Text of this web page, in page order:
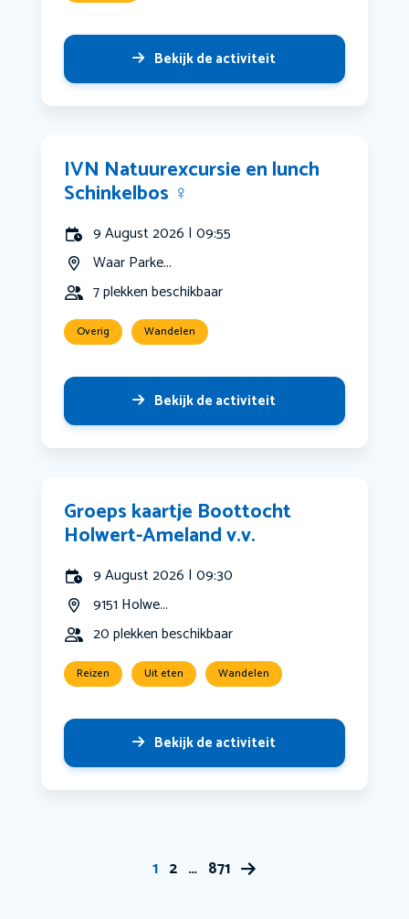
Bekijk de activiteit
IVN Natuurexcursie en lunch
Schinkelbos ‍♀️
9 August 2026 | 09:55
Waar Parke...
7 plekken beschikbaar
Overig Wandelen
Bekijk de activiteit
Groeps kaartje Boottocht
Holwert-Ameland v.v.
9 August 2026 | 09:30
9151 Holwe...
20 plekken beschikbaar
Reizen Uit eten Wandelen
Bekijk de activiteit
1 2 … 871